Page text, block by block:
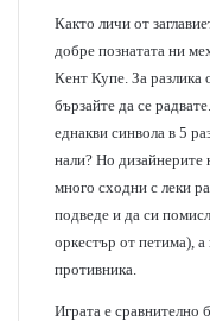
Както личи от
добре познатата ни
Кент Купе. За разлика
бързайте да се
еднакви синвола в 5
нали? Но дизайнерите
много сходни с леки
подведе и да си
оркестър от петима),
противника.
Играта е сравнително